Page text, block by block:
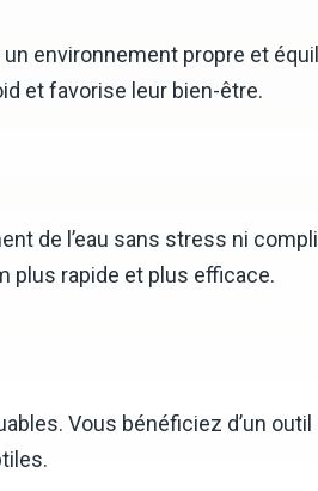
environnement propre et
et favorise leur bien-être.
de l’eau sans stress ni
plus rapide et plus efficace.
Vous bénéficiez d’un outil